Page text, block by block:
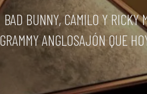
BAD BUNNY, CAMILO Y RICKY
GRAMMY ANGLOSAJÓN QUE